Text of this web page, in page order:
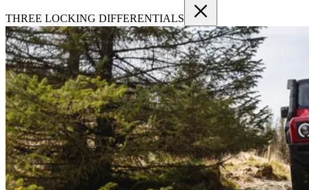
THREE LOCKING DIFFERENTIALS